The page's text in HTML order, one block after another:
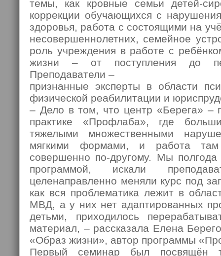
темы, как кровные семьи детей-
коррекции обучающихся с
здоровья, работа с состоящими на
несовершеннолетних, семейное
роль учреждения в работе с
жизни – от поступления до
Преподаватели –
признанные эксперты в области
физической реабилитации и
– Дело в том, что центр «Берега» –
практике «Проф­лаба», где
тяжелыми множественными
мягкими формами, и работа там
совершенно по-другому. Мы
программой, искали
целенаправленно меняли курс под
как вся проблематика лежит в
МВД, а у них нет адаптированных
детьми, приходилось
материал, – рассказала Елена
«Образ жизни», автор программы
Первый семинар был посвящён